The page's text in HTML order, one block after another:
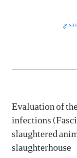
Evaluation of
infections
slaughtered
slaughterhouse